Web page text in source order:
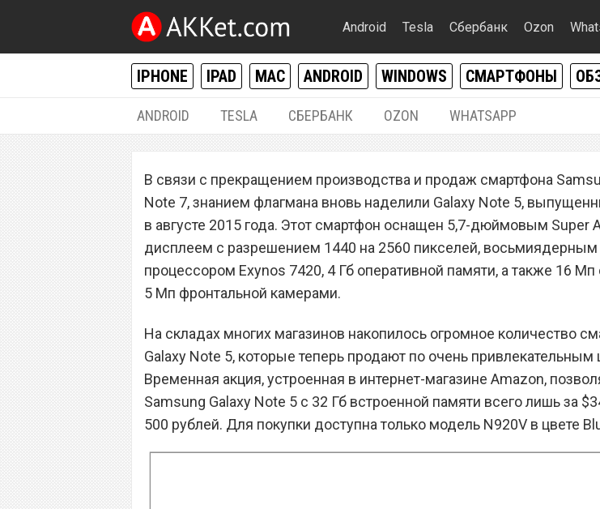
Android Tesla Сбербанк Ozon
IPHONE IPAD MAC ANDROID WINDOWS СМАРТФОНЫ
ANDROID TESLA СБЕРБАНК OZON WHATSAPP
Предновогодняя распродажа
купить Samsung Galaxy Note 5 за
В связи с прекращением производства и продаж смартфона
Note 7, знанием флагмана вновь наделили Galaxy Note 5,
в августе 2015 года. Этот смартфон оснащен 5,7-дюймовым Super
дисплеем с разрешением 1440 на 2560 пикселей, восьмиядерным
процессором Exynos 7420, 4 Гб оперативной памяти, а также 16 Мп
5 Мп фронтальной камерами.
На складах многих магазинов накопилось огромное количество
Galaxy Note 5, которые теперь продают по очень привлекательным
Временная акция, устроенная в интернет-магазине Amazon,
Samsung Galaxy Note 5 с 32 Гб встроенной памяти всего лишь за
500 рублей. Для покупки доступна только модель N920V в цвете